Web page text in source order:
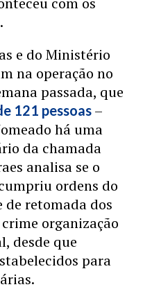
e do Ministério
na operação no
passada, que
121 pessoas –
há uma
da chamada
analisa se o
ordens do
de retomada dos
organização
desde que
para